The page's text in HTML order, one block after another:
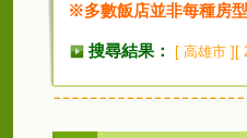
※多數飯店並非每種房
搜尋結果： [ 高雄市 ][